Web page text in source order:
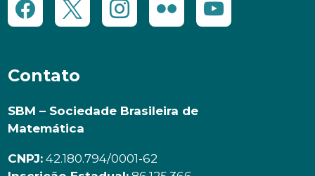
Contato
SBM – Sociedade Brasileira de
Matemática
CNPJ: 42.180.794/0001-62